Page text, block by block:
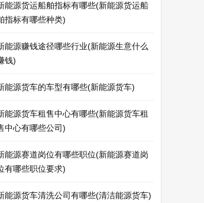
能源货运船舶指标有哪些(新能源货运船
指标有哪些种类)
能源赚钱途径哪些行业(新能源生意什么
钱)
能源货车的车型有哪些(新能源货车)
能源货车租售中心有哪些(新能源货车租
中心有哪些公司)
能源赛道岗位有哪些职位(新能源赛道岗
有哪些职位要求)
能源货车清洗公司有哪些(清洁能源货车)